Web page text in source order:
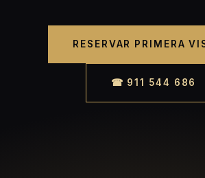
RESERVAR PRIMERA
☎ 911 544 686